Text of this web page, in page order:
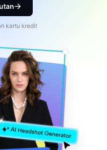
kartu kredit